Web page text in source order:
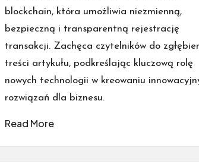
blockchain, która umożliwia niezmienną,
bezpieczną i transparentną rejestrację
transakcji. Zachęca czytelników do
treści artykułu, podkreślając kluczową rolę
nowych technologii w kreowaniu
rozwiązań dla biznesu.
Read More